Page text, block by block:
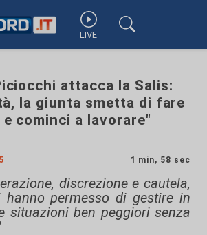
LIVE
attacca la Salis:
la giunta smetta di fare
cominci a lavorare"
1 min, 58 sec
discrezione e cautela,
permesso di gestire in
situazioni ben peggiori senza